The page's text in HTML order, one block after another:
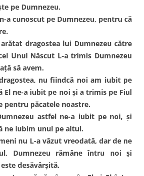
pe Dumnezeu.
a cunoscut pe Dumnezeu, pentru că
dragostea lui Dumnezeu către
Unul Născut L-a trimis Dumnezeu
să avem.
nu fiindcă noi am iubit pe
El ne-a iubit pe noi şi a trimis pe Fiul
pentru păcatele noastre.
astfel ne-a iubit pe noi, şi
ne iubim unul pe altul.
nu L-a văzut vreodată, dar de ne
Dumnezeu rămâne întru noi şi
desăvârşită.